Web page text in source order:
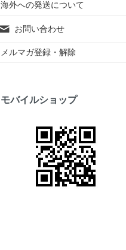
海外への発送について
お問い合わせ
メルマガ登録・解除
モバイルショップ